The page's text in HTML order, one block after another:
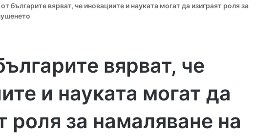
българите вярват, че иновациите и науката могат да изиграят роля за
вярват, че
и науката могат да
роля за намаляване на